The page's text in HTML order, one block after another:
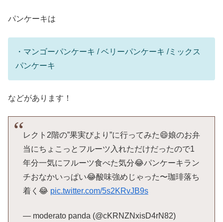
パンケーキは
・マンゴーパンケーキ / ベリーパンケーキ /ミックス
パンケーキ
などがあります！
レクト2階の”果実びより”に行ってみた😄娘のお弁
当にちょこっとフルーツ入れただけだったので1
年分一気にフルーツ食べた気分😂パンケーキラン
チおなかいっぱい😂酸味強めじゃった〜珈琲落ち
着く😂 pic.twitter.com/5s2KRvJB9s
— moderato panda (@cKRNZNxisD4rN82)